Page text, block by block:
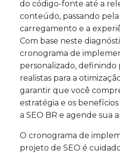
do código-fonte até a
conteúdo, passando
carregamento e a
Com base neste
cronograma de
personalizado, definindo
realistas para a
garantir que você
estratégia e os
a SEO BR e agende sua
O cronograma de
projeto de SEO é